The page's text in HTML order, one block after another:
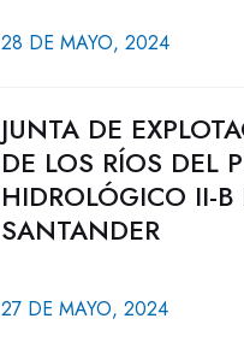
28 DE MAYO, 2024
JUNTA DE
DE LOS RÍOS DEL
HIDROLÓGICO II-B
SANTANDER
27 DE MAYO, 2024